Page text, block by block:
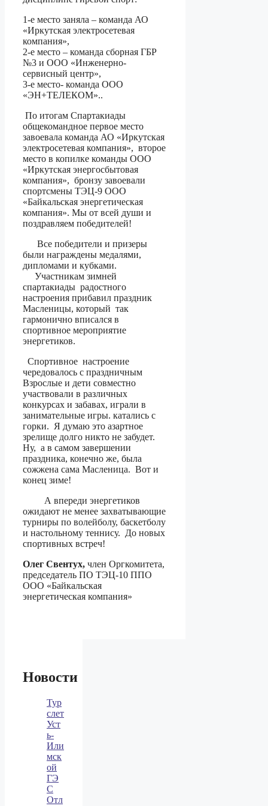
1-е место заняла – команда АО
«Иркутская электросетевая
компания»,
2-е место – команда сборная ГБР
№3 и ООО «Инженерно-
сервисный центр»,
3-е место- команда ООО
«ЭН+ТЕЛЕКОМ»..
По итогам Спартакиады
общекомандное первое место
завоевала команда АО «Иркутская
электросетевая компания», второе
место в копилке команды ООО
«Иркутская энергосбытовая
компания», бронзу завоевали
спортсмены ТЭЦ-9 ООО
«Байкальская энергетическая
компания». Мы от всей души и
поздравляем победителей!
Все победители и призеры
были награждены медалями,
дипломами и кубками.
Участникам зимней
спартакиады радостного
настроения прибавил праздник
Масленицы, который так
гармонично вписался в
спортивное мероприятие
энергетиков.
Спортивное настроение
чередовалось с праздничным
Взрослые и дети совместно
участвовали в различных
конкурсах и забавах, играли в
занимательные игры. катались с
горки. Я думаю это азартное
зрелище долго никто не забудет.
Ну, а в самом завершении
праздника, конечно же, была
сожжена сама Масленица. Вот и
конец зиме!
А впереди энергетиков
ожидают не менее захватывающие
турниры по волейболу, баскетболу
и настольному теннису. До новых
спортивных встреч!
Олег Свентух, член Оргкомитета,
председатель ПО ТЭЦ-10 ППО
ООО «Байкальская
энергетическая компания»
Новости
Тур
слет
Уст
ь-
Или
мск
ой
ГЭ
С
Отл